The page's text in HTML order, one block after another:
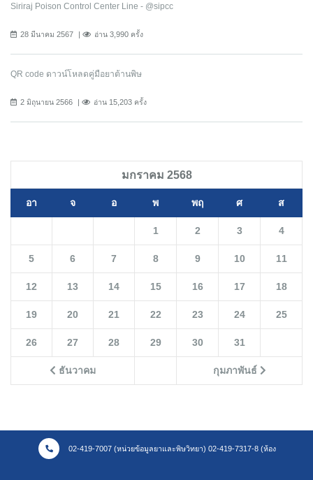
Siriraj Poison Control Center Line - @sipcc
28 มีนาคม 2567 อ่าน 3,990 ครั้ง
QR code ดาวน์โหลดคู่มือยาต้านพิษ
2 มิถุนายน 2566 อ่าน 15,203 ครั้ง
มกราคม 2568
อา จ อ พ พฤ ศ ส
ธันวาคม กุมภาพันธ์
1 2 3 4
5 6 7 8 9 10 11
12 13 14 15 16 17 18
19 20 21 22 23 24 25
26 27 28 29 30 31
02-419-7007 (หน่วยข้อมูลยาและพิษวิทยา) 02-419-7317-8 (ห้อง